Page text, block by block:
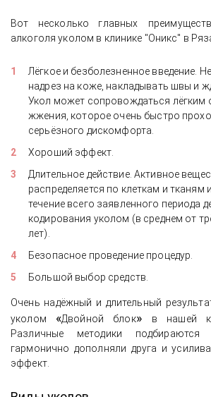
Вот несколько главных
алкоголя уколом в клинике "Оникс" в
Лёгкое и безболезненное введение.
надрез на коже, накладывать швы и
Укол может сопровождаться лёгким
жжения, которое очень быстро
серьёзного дискомфорта.
Хороший эффект.
Длительное действие. Активное
распределяется по клеткам и тканям
течение всего заявленного периода
кодирования уколом (в среднем от
лет).
Безопасное проведение процедур.
Большой выбор средств.
Очень надёжный и длительный
уколом «Двойной блок»
в нашей
Различные методики
гармонично дополняли друга и
эффект.